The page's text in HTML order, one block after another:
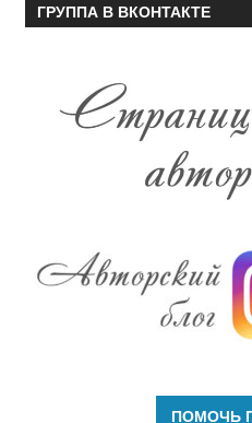
ГРУППА В ВКОНТАКТЕ